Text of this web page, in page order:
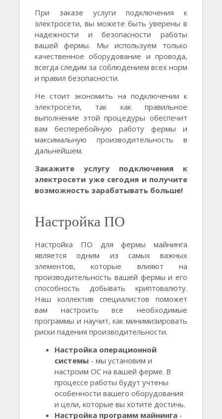
При заказе услуги подключения к
электросети, вы можете быть уверены в
надежности и безопасности работы
вашей фермы. Мы используем только
качественное оборудование и провода,
всегда следим за соблюдением всех норм
и правил безопасности.
Не стоит экономить на подключении к
электросети, так как правильное
выполнение этой процедуры обеспечит
вам бесперебойную работу фермы и
максимальную производительность в
дальнейшем.
Закажите услугу подключения к
электросети уже сегодня и получите
возможность зарабатывать больше!
Настройка ПО
Настройка ПО для фермы майнинга
является одним из самых важных
элементов, которые влияют на
производительность вашей фермы и его
способность добывать криптовалюту.
Наш коллектив специалистов поможет
вам настроить все необходимые
программы и научит, как минимизировать
риски падения производительности.
Настройка операционной
системы - мы установим и
настроим ОС на вашей ферме. В
процессе работы будут учтены
особенности вашего оборудования
и цели, которые вы хотите достичь.
Настройка программ майнинга -